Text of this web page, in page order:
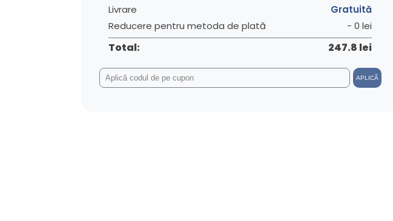
Livrare
Gratuită
Reducere pentru metoda de plată
- 0 lei
Total: 247.8 lei
APLICĂ